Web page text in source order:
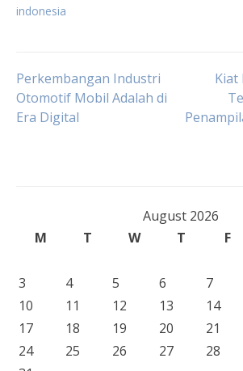
indonesia
Post
navigation
Perkembangan Industri
Otomotif Mobil Adalah di
Era Digital
August 2026
M
T W T F
3
4 5 6 7
10
11 12 13 14
17
18 19 20 21
24
25 26 27 28